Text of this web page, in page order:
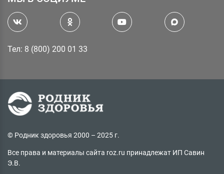
Тел: 8 (800) 200 01 33
© Родник здоровья 2000 – 2025 г.
Все права и материалы сайта roz.ru принадлежат ИП Савин
Э.В.